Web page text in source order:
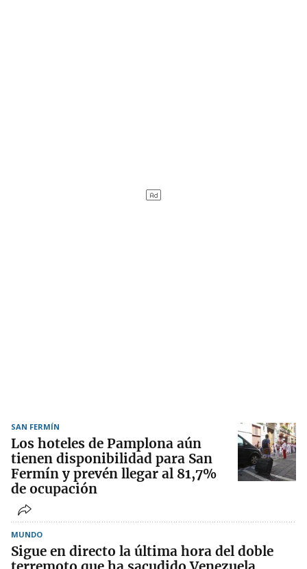
SAN FERMÍN
Los hoteles de Pamplona aún
tienen disponibilidad para San
Fermín y prevén llegar al 81,7%
de ocupación
MUNDO
Sigue en directo la última hora del doble